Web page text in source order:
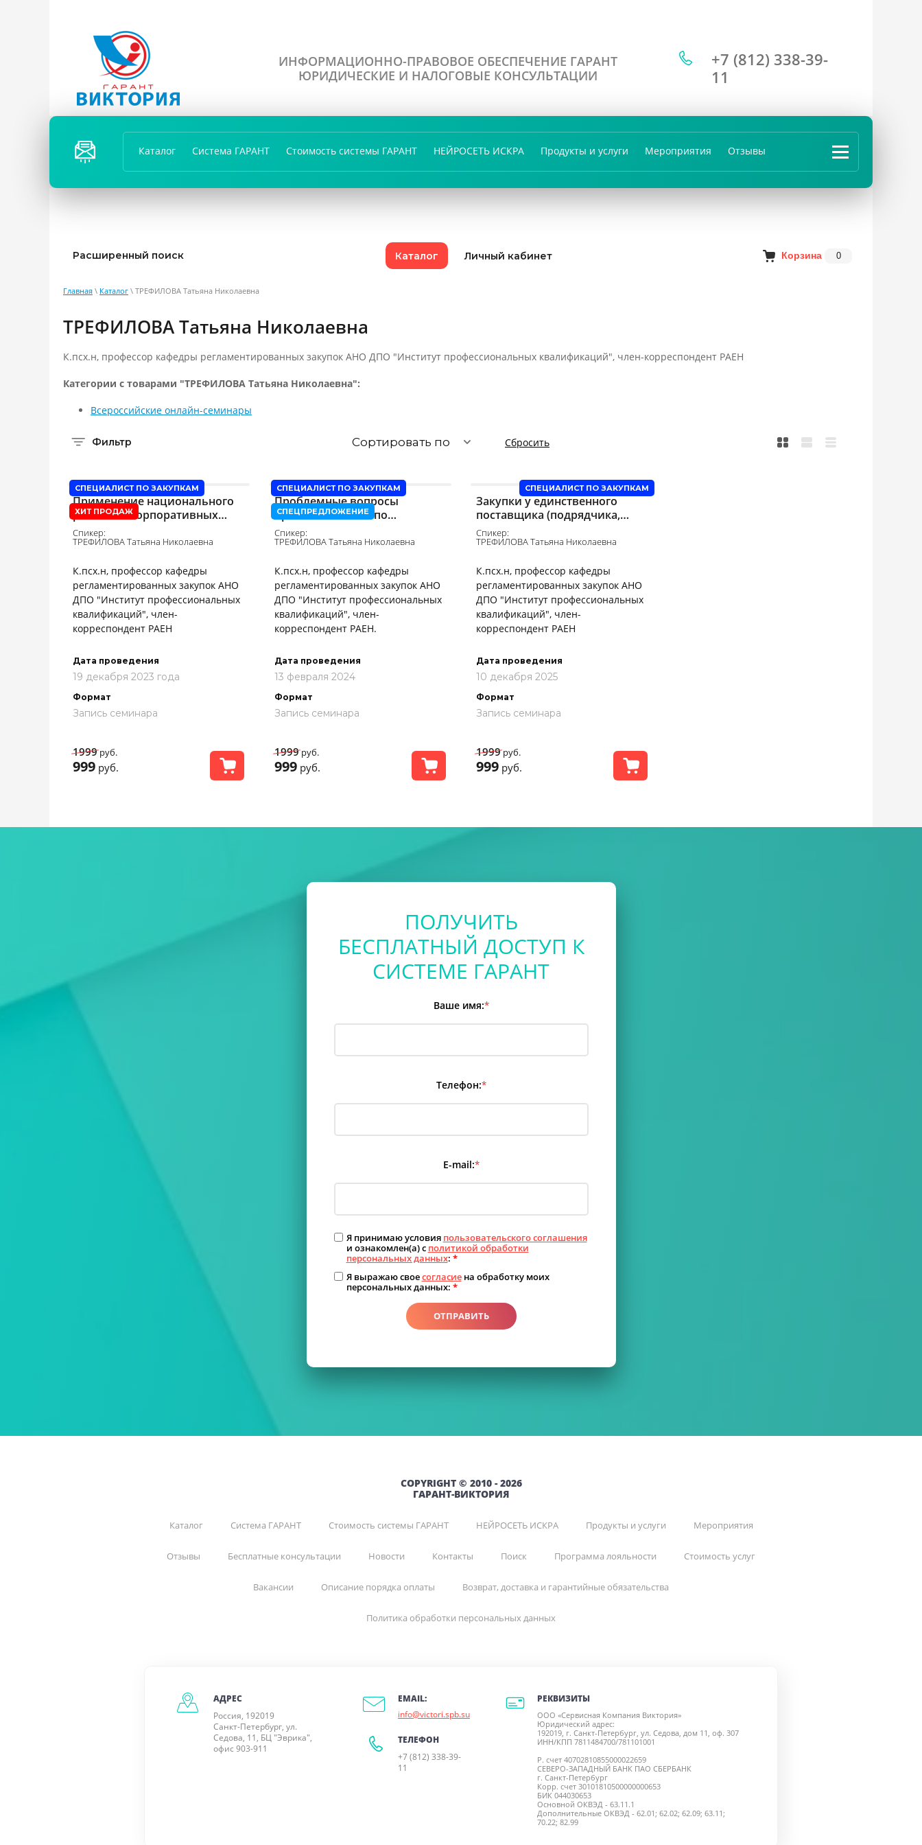
ИНФОРМАЦИОННО-ПРАВОВОЕ ОБЕСПЕЧЕНИЕ ГАРАНТ
ЮРИДИЧЕСКИЕ И НАЛОГОВЫЕ КОНСУЛЬТАЦИИ
+7 (812) 338-39-
11
ПЕРЕЗ
ВОНИ
ТЬ
Каталог Система ГАРАНТ Стоимость системы ГАРАНТ НЕЙРОСЕТЬ ИСКРА Продукты и услуги Мероприятия Отзывы ...
Расширенный поиск Каталог Личный кабинет Корзина 0
Главная \ Каталог \ ТРЕФИЛОВА Татьяна Николаевна
ТРЕФИЛОВА Татьяна Николаевна
К.псх.н, профессор кафедры регламентированных закупок АНО ДПО "Институт профессиональных квалификаций", член-корреспондент РАЕН
Категории с товарами "ТРЕФИЛОВА Татьяна Николаевна":
Всероссийские онлайн-семинары
Фильтр Сортировать по Сбросить
СПЕЦИАЛИСТ ПО ЗАКУПКАМ
ХИТ ПРОДАЖ
Применение национального
режима в корпоративных
закупках (223-ФЗ)
Спикер:
ТРЕФИЛОВА Татьяна Николаевна
К.псх.н, профессор кафедры
регламентированных закупок АНО
ДПО "Институт профессиональных
квалификаций", член-
корреспондент РАЕН
Дата проведения
19 декабря 2023 года
Формат
Запись семинара
1999руб.
999 руб.
СПЕЦИАЛИСТ ПО ЗАКУПКАМ
СПЕЦПРЕДЛОЖЕНИЕ
Проблемные вопросы
применения НПА по
национальному режиму в
государственных и
Спикер:
ТРЕФИЛОВА Татьяна Николаевна
К.псх.н, профессор кафедры
регламентированных закупок АНО
ДПО "Институт профессиональных
квалификаций", член-
корреспондент РАЕН.
Дата проведения
13 февраля 2024
Формат
Запись семинара
1999руб.
999 руб.
СПЕЦИАЛИСТ ПО ЗАКУПКАМ
Закупки у единственного
поставщика (подрядчика,
исполнителя). Теория и
практика
Спикер:
ТРЕФИЛОВА Татьяна Николаевна
К.псх.н, профессор кафедры
регламентированных закупок АНО
ДПО "Институт профессиональных
квалификаций", член-
корреспондент РАЕН
Дата проведения
10 декабря 2025
Формат
Запись семинара
1999руб.
999 руб.
ПОЛУЧИТЬ
БЕСПЛАТНЫЙ ДОСТУП К
СИСТЕМЕ ГАРАНТ
Ваше имя:*
Телефон:*
E-mail:*
Я принимаю условия пользовательского соглашения
и ознакомлен(а) с политикой обработки
персональных данных: *
Я выражаю своесогласиена обработку моих
персональных данных: *
ОТПРАВИТЬ
COPYRIGHT © 2010 - 2026
ГАРАНТ-ВИКТОРИЯ
Каталог Система ГАРАНТ Стоимость системы ГАРАНТ НЕЙРОСЕТЬ ИСКРА Продукты и услуги Мероприятия
Отзывы Бесплатные консультации Новости Контакты Поиск Программа лояльности Стоимость услуг
Вакансии Описание порядка оплаты Возврат, доставка и гарантийные обязательства
Политика обработки персональных данных
АДРЕС
Россия, 192019
Санкт-Петербург, ул.
Седова, 11, БЦ "Эврика",
офис 903-911
EMAIL:
info@victori.spb.su
ТЕЛЕФОН
+7 (812) 338-39-
11
РЕКВИЗИТЫ
ООО «Сервисная Компания Виктория»
Юридический адрес:
192019, г. Санкт-Петербург, ул. Седова, дом 11, оф. 307
ИНН/КПП 7811484700/781101001
Р. счет 40702810855000022659
СЕВЕРО-ЗАПАДНЫЙ БАНК ПАО СБЕРБАНК
г. Санкт-Петербург
Корр. счет 30101810500000000653
БИК 044030653
Основной ОКВЭД - 63.11.1
Дополнительные ОКВЭД - 62.01; 62.02; 62.09; 63.11;
70.22; 82.99